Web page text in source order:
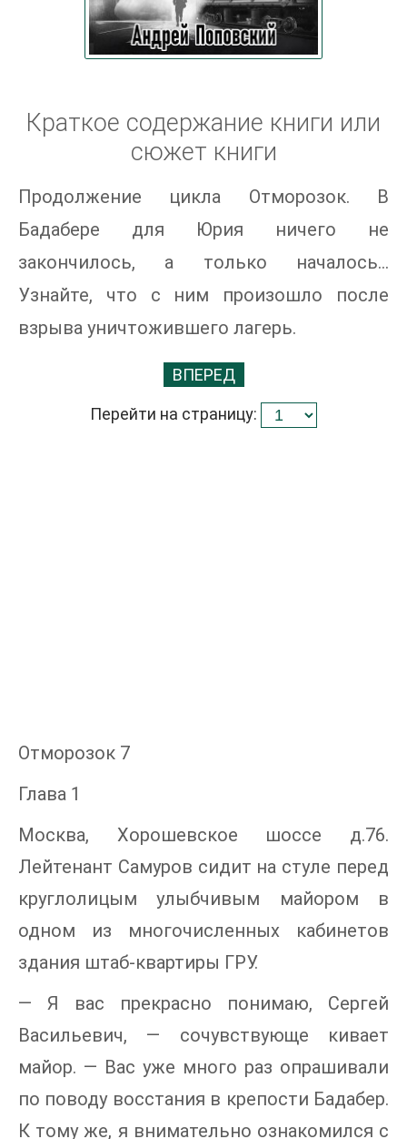
Краткое содержание книги или
сюжет книги
Продолжение цикла Отморозок. В
Бадабере для Юрия ничего не
закончилось, а только началось...
Узнайте, что с ним произошло после
взрыва уничтожившего лагерь.
ВПЕРЕД
Перейти на страницу:
Отморозок 7
Глава 1
Москва, Хорошевское шоссе д.76.
Лейтенант Самуров сидит на стуле перед
круглолицым улыбчивым майором в
одном из многочисленных кабинетов
здания штаб-квартиры ГРУ.
— Я вас прекрасно понимаю, Сергей
Васильевич, — сочувствующе кивает
майор. — Вас уже много раз опрашивали
по поводу восстания в крепости Бадабер.
К тому же, я внимательно ознакомился с